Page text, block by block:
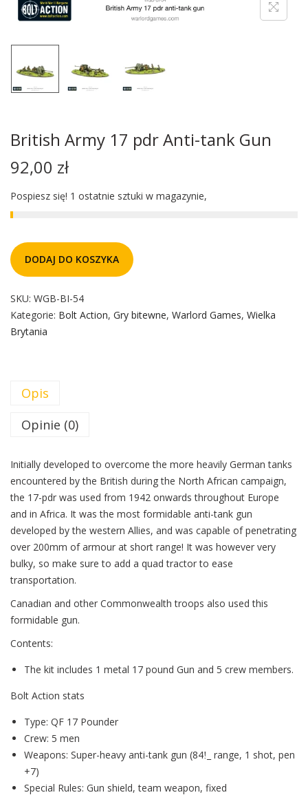
British Army 17 pdr Anti-tank Gun
92,00 zł
Pospiesz się! 1 ostatnie sztuki w magazynie,
DODAJ DO KOSZYKA
SKU: WGB-BI-54
Kategorie: Bolt Action, Gry bitewne, Warlord Games, Wielka
Brytania
Opis
Opinie (0)
Initially developed to overcome the more heavily German tanks
encountered by the British during the North African campaign,
the 17-pdr was used from 1942 onwards throughout Europe
and in Africa. It was the most formidable anti-tank gun
developed by the western Allies, and was capable of penetrating
over 200mm of armour at short range! It was however very
bulky, so make sure to add a quad tractor to ease
transportation.
Canadian and other Commonwealth troops also used this
formidable gun.
Contents:
The kit includes 1 metal 17 pound Gun and 5 crew members.
Bolt Action stats
Type: QF 17 Pounder
Crew: 5 men
Weapons: Super-heavy anti-tank gun (84ǃ_ range, 1 shot, pen
+7)
Special Rules: Gun shield, team weapon, fixed